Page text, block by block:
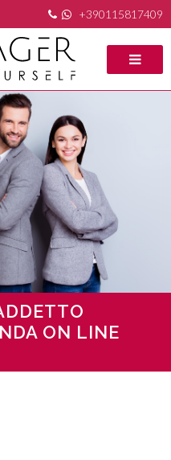
+390115817409
ON LINE